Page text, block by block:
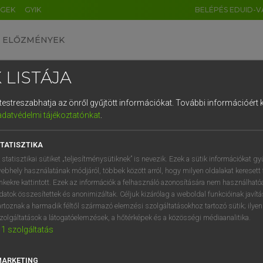
GYIK BELÉPÉS EDUID-
ELŐZMÉNYEK
angol szótár
fn
áramvonal
ige korszerűsít
egyszerűsít
racionalizál
→streamlined ige (Past)
keresése szótárainkban
LISTÁJA
az önről gyűjtött információkat. További információért
tájékoztatónkat.
statisztikai sütiket „teljesítménysütiknek” is nevezik. Ezek a sütik információkat
használatának módjáról, többek között arról, hogy milyen oldalakat keresett
kattintott. Ezek az információk a felhasználó azonosítására nem
összesítettek és anonimizáltak. Céljuk kizárólag a weboldal funkcióinak
a harmadik féltől származó elemzési szolgáltatásokhoz tartozó sütik;
a látogatóelemzések, a hőtérképek és a közösségi médiaanalitika.
1 szolgáltatás
DE CN FR ES IT NL
1 2 3 4 5 6 7 8 9
q w e r t z u i
a s d f g h j k l é
í y x c v b n m , .